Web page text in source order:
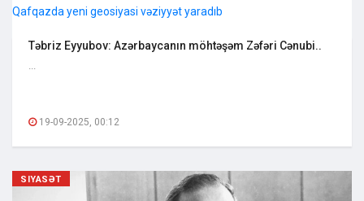
Təbriz Eyyubov: Azərbaycanın möhtəşəm Zəfəri Cənubi..
...
19-09-2025, 00:12
SIYASƏT